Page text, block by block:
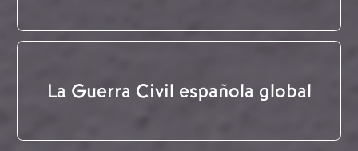
La Guerra Civil española global